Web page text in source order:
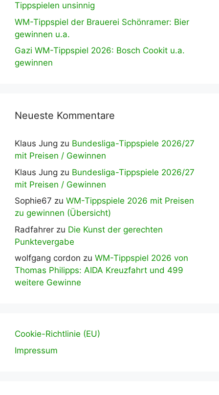
Tippspielen unsinnig
WM-Tippspiel der Brauerei Schönramer: Bier
gewinnen u.a.
Gazi WM-Tippspiel 2026: Bosch Cookit u.a.
gewinnen
Neueste Kommentare
Klaus Jung zu Bundesliga-Tippspiele 2026/27
mit Preisen / Gewinnen
Klaus Jung zu Bundesliga-Tippspiele 2026/27
mit Preisen / Gewinnen
Sophie67 zu WM-Tippspiele 2026 mit Preisen
zu gewinnen (Übersicht)
Radfahrer zu Die Kunst der gerechten
Punktevergabe
wolfgang cordon zu WM-Tippspiel 2026 von
Thomas Philipps: AIDA Kreuzfahrt und 499
weitere Gewinne
Cookie-Richtlinie (EU)
Impressum